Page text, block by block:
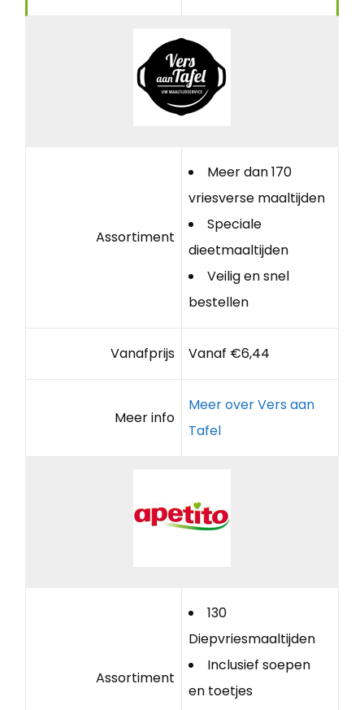
Assortiment
Meer dan 170
vriesverse maaltijden
Speciale
dieetmaaltijden
Veilig en snel
bestellen
Vanafprijs Vanaf €6,44
Meer info
Meer over Vers aan
Tafel
Assortiment
130
Diepvriesmaaltijden
Inclusief soepen
en toetjes